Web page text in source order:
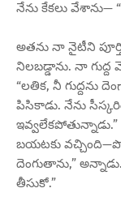
నేను కేకలు వేశాను—
అతను నా నైటీని
నిలబడ్డాను. నా
“లతిక, నీ గుద్దను
పిసికాడు. నేను
బయటకు
దెంగుతాను,”
తీసుకో.”